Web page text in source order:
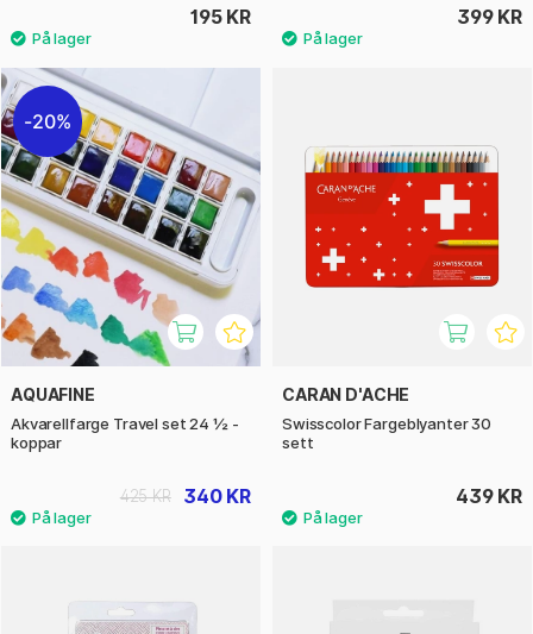
195 KR 399 KR
20%
AQUAFINE
Akvarellfarge Travel set 24 ½ -
koppar
340 KR
425 KR
CARAN D'ACHE
Swisscolor Fargeblyanter 30
sett
439 KR